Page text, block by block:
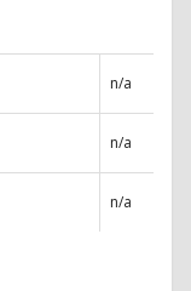
n/a
n/a
n/a